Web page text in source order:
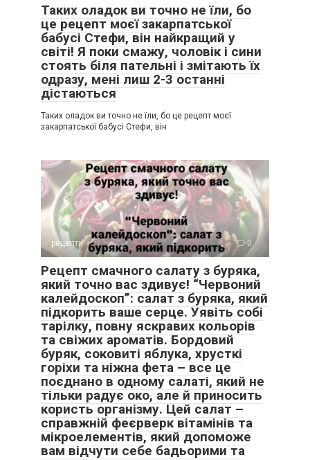
Таких оладок ви точно не їли, бо
це рецепт моєї закарпатської
бабусі Стефи, він найкращий у
світі! Я поки смажу, чоловік і сини
стоять біля пательні і змітають їх
одразу, мені лиш 2-3 останні
дістаються
Таких оладок ви точно не їли, бо це рецепт моєї
закарпатської бабусі Стефи, він
рецепти 0
Рецепт смачного салату з буряка,
який точно вас здивує! “Червоний
калейдоскоп”: салат з буряка, який
підкорить ваше серце. Уявіть собі
тарілку, повну яскравих кольорів
та свіжих ароматів. Бордовий
буряк, соковиті яблука, хрусткі
горіхи та ніжна фета – все це
поєднано в одному салаті, який не
тільки радує око, але й приносить
користь організму. Цей салат –
справжній феєрверк вітамінів та
мікроелементів, який допоможе
вам відчути себе бадьорими та